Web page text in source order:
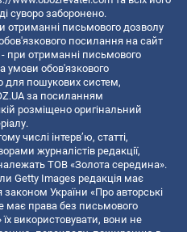
суворо заборонено.
отриманні письмового дозволу
посилання на сайт
- при отриманні письмового
умови обов'язкового
для пошукових систем,
за посиланням
розміщено оригінальний
числі інтерв’ю, статті,
журналістів редакції,
ТОВ «Золота середина».
Getty Images редакція має
України «Про авторські
має права без письмового
використовувати, вони не